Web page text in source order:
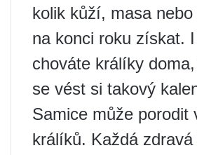
kolik kůží, masa
na konci roku získat.
chováte králíky
se vést si takový
Samice může porodit
králíků. Každá